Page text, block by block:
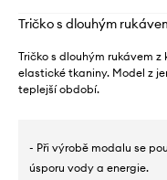
Tričko s dlouhým
Tričko s dlouhým rukávem z
elastické tkaniny. Model z
teplejší období.
- Při výrobě modalu se
úsporu vody a energie.